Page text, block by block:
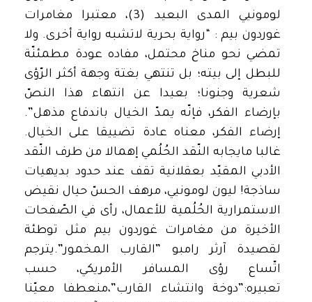
لومونيي المدى البعيد (3)، معتبرا مغامرات
غوردون بيم : “رواية بحرية لاتشبه رواية أخرى. ولا
تمضي نحو مناخ محتمل، مفاده عودة مطمئنّة
للبطل إلى بيته؛ بل تنتهي بغتة وجهة أكثر الرّؤى
شعرية وجنونا؛ بعيدا عن انتهاء هذا النصّ
بإرضاء الفكر، فإنّه يمدّ الخيال باندفاع مذهل”.
إرضاء الفكر، معناه عادة تضييقا على الخيال.
غالبا مايجابه النّقد الحُلُمي إهمالا من طرف النّقد
الأدبي المقيّد بعقلانية تقف عند حدود بديهيات
ساذجة! ليون لومونيي، مرهف الحسّ حيال نقيض
الاستمرارية الحُلُمية للأعمال، رأى في الصّفحات
الأخيرة من مغامرات غوردون بيم مثل توطئة
لقصيدة آرثر رامبو ”القارب المخمور”.يترجم
اتّساع رؤى المسافر الأمريكي، حسب
تعبيره:”دوخة وانتشاء القارب”،منعطفا معيّنا